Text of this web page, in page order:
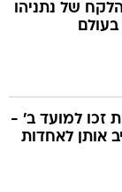
של נתניהו
זכו למועד ב' -
אותן לאחדות